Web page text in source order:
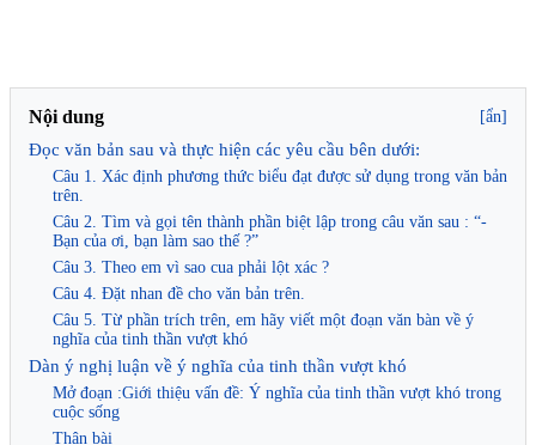
Nội dung [ẩn]
Đọc văn bản sau và thực hiện các yêu cầu bên dưới:
Câu 1. Xác định phương thức biểu đạt được sử dụng trong văn bản
trên.
Câu 2. Tìm và gọi tên thành phần biệt lập trong câu văn sau : “-
Bạn của ơi, bạn làm sao thế ?”
Câu 3. Theo em vì sao cua phải lột xác ?
Câu 4. Đặt nhan đề cho văn bản trên.
Câu 5. Từ phần trích trên, em hãy viết một đoạn văn bàn về ý
nghĩa của tinh thần vượt khó
Dàn ý nghị luận về ý nghĩa của tinh thần vượt khó
Mở đoạn :Giới thiệu vấn đề: Ý nghĩa của tinh thần vượt khó trong
cuộc sống
Thân bài